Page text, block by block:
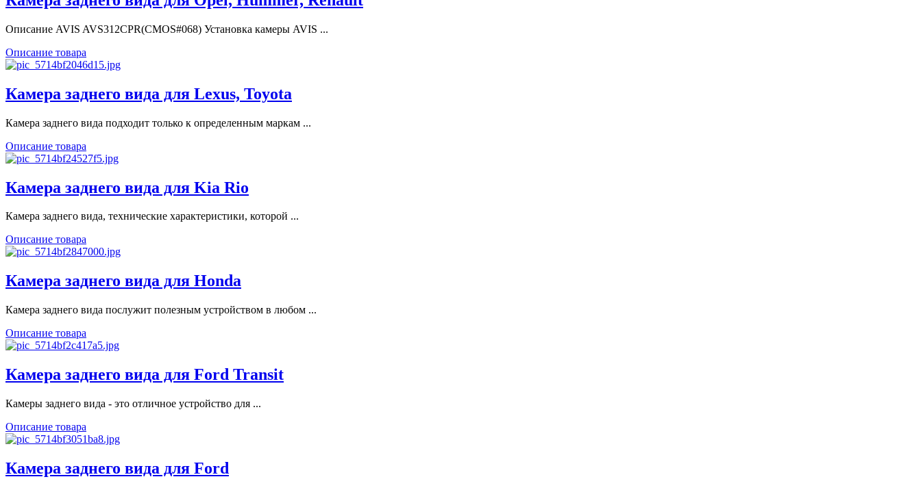
Описание AVIS AVS312CPR(CMOS#068) Установка камеры AVIS ...
Описание товара
Камера заднего вида для Lexus, Toyota
Камера заднего вида подходит только к определенным маркам ...
Описание товара
Камера заднего вида для Kia Rio
Камера заднего вида, технические характеристики, которой ...
Описание товара
Камера заднего вида для Honda
Камера заднего вида послужит полезным устройством в любом ...
Описание товара
Камера заднего вида для Ford Transit
Камеры заднего вида - это отличное устройство для ...
Описание товара
Камера заднего вида для Ford